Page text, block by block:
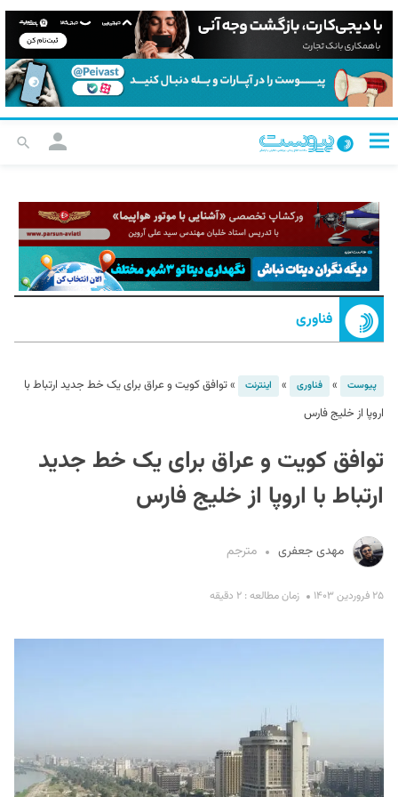
فناوری
پیوست » فناوری » اینترنت »توافق کویت و عراق برای یک خط جدید ارتباط با
اروپا از خلیج فارس
توافق کویت و عراق برای یک خط جدید
ارتباط با اروپا از خلیج فارس
مهدی جعفری مترجم
۲۵ فروردین ۱۴۰۳ زمان مطالعه : ۲ دقیقه